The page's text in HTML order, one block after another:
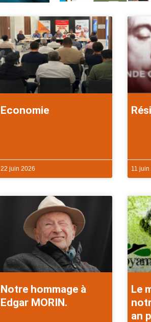
Economie
22 juin 2026 11 juin
Notre hommage à
Edgar MORIN.
Le
an